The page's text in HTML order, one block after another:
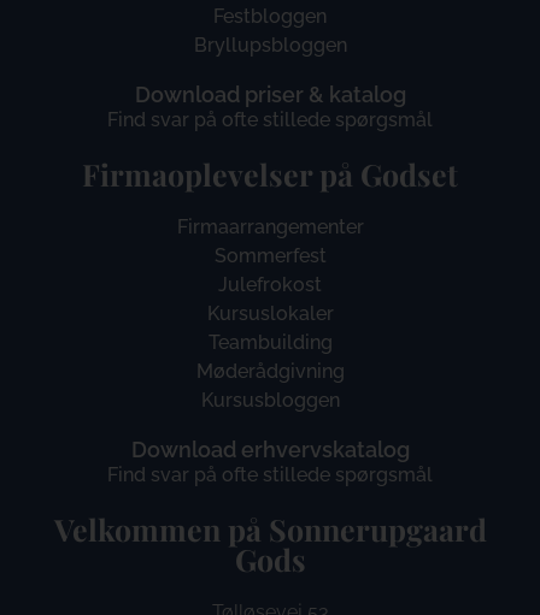
Festbloggen
Bryllupsbloggen
Download priser & katalog
Find svar på ofte stillede spørgsmål
Velkommen på Sonnerupgaard
Gods​
Firmaoplevelser på Godset
Firmaarrangementer
Sommerfest
Julefrokost
Kursuslokaler
Teambuilding
Møderådgivning
Kursusbloggen
Download erhvervskatalog
Find svar på ofte stillede spørgsmål